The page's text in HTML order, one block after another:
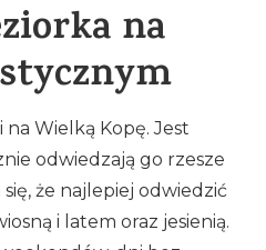
na
Wielką Kopę. Jest
odwiedzają go rzesze
że najlepiej odwiedzić
i latem oraz jesienią.